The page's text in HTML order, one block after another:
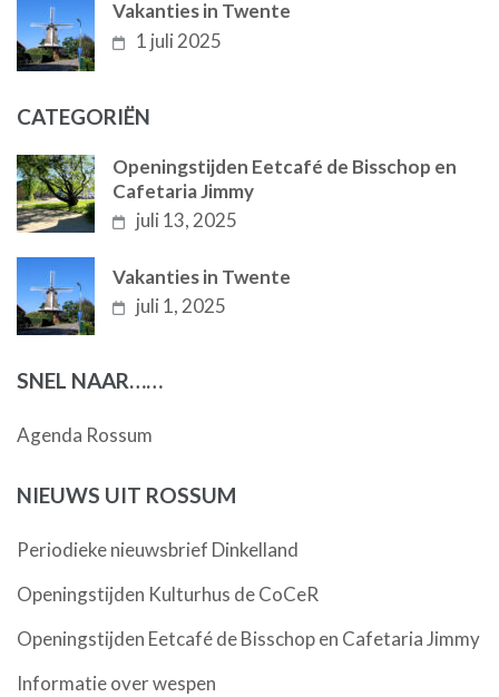
Vakanties in Twente
1 juli 2025
CATEGORIËN
Openingstijden Eetcafé de Bisschop en
Cafetaria Jimmy
juli 13, 2025
Vakanties in Twente
juli 1, 2025
SNEL NAAR……
Agenda Rossum
NIEUWS UIT ROSSUM
Periodieke nieuwsbrief Dinkelland
Openingstijden Kulturhus de CoCeR
Openingstijden Eetcafé de Bisschop en Cafetaria Jimmy
Informatie over wespen